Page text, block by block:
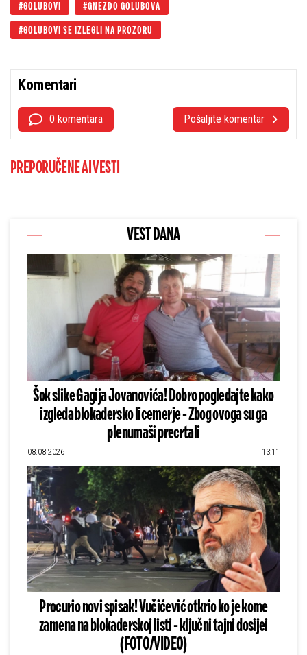
GOLUBOVI GNEZDO GOLUBOVA
GOLUBOVI SE IZLEGLI NA PROZORU
Komentari
0 komentara Pošaljite komentar
PREPORUČENE AI VESTI
VEST DANA
Šok slike Gagija Jovanovića! Dobro pogledajte kako
izgleda blokadersko licemerje - Zbog ovoga su ga
plenumaši precrtali
08.08.2026 13:11
Procurio novi spisak! Vučićević otkrio ko je kome
zamena na blokaderskoj listi - ključni tajni dosijei
(FOTO/VIDEO)